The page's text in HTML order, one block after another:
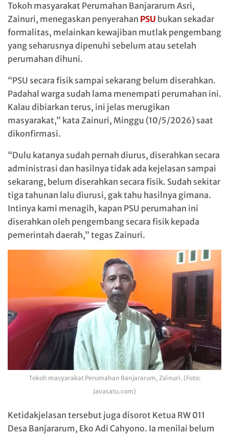
Tokoh masyarakat Perumahan Banjararum Asri,
Zainuri, menegaskan penyerahan PSU bukan sekadar
formalitas, melainkan kewajiban mutlak pengembang
yang seharusnya dipenuhi sebelum atau setelah
perumahan dihuni.
“PSU secara fisik sampai sekarang belum diserahkan.
Padahal warga sudah lama menempati perumahan ini.
Kalau dibiarkan terus, ini jelas merugikan
masyarakat,” kata Zainuri, Minggu (10/5/2026) saat
dikonfirmasi.
“Dulu katanya sudah pernah diurus, diserahkan secara
administrasi dan hasilnya tidak ada kejelasan sampai
sekarang, belum diserahkan secara fisik. Sudah sekitar
tiga tahunan lalu diurusi, gak tahu hasilnya gimana.
Intinya kami menagih, kapan PSU perumahan ini
diserahkan oleh pengembang secara fisik kepada
pemerintah daerah,” tegas Zainuri.
Tokoh masyarakat Perumahan Banjararum, Zainuri. (Foto:
Javasatu.com)
Ketidakjelasan tersebut juga disorot Ketua RW 011
Desa Banjararum, Eko Adi Cahyono. Ia menilai belum